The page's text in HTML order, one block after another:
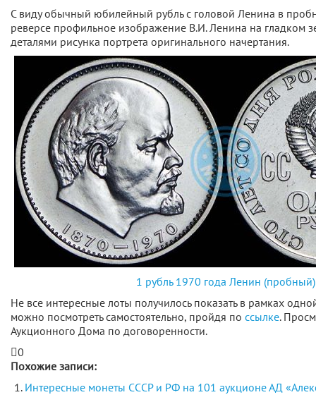
С виду обычный юбилейный рубль с головой Ленина в
реверсе профильное изображение В.И. Ленина на гладком
деталями рисунка портрета оригинального начертания.
1 рубль 1970 года Ленин (пробный)
Не все интересные лоты получилось показать в рамках
можно посмотреть самостоятельно, пройдя по ссылке.
Аукционного Дома по договоренности.
0
Похожие записи:
Интересные монеты СССР и РФ на 101 аукционе АД